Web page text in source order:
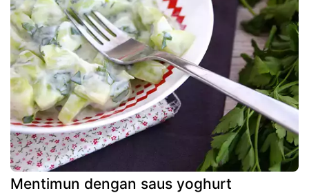
Mentimun dengan saus yoghurt